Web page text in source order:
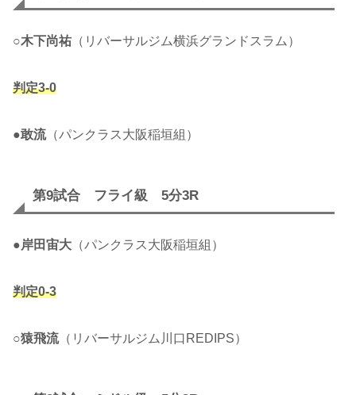
○木下尚祐 （リバーサルジム横浜グランドスラム）
判定3-0
●敢流（パンクラス大阪稲垣組）
第9試合 フライ級 5分3R
●岸田宙大 （パンクラス大阪稲垣組）
判定0-3
○猿飛流（リバーサルジム川口REDIPS）